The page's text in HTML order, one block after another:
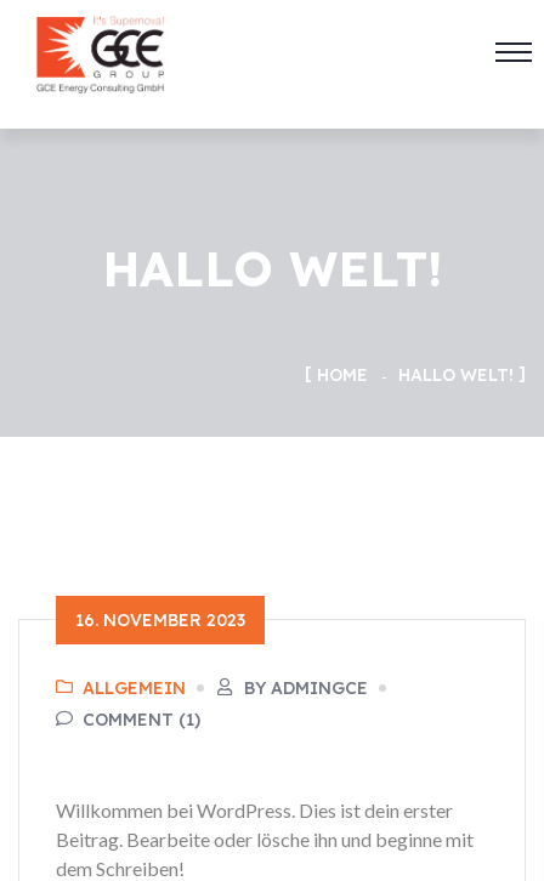
HALLO WELT!
HOME HALLO WELT!
16. NOVEMBER 2023
ALLGEMEIN
BY ADMINGCE
COMMENT (1)
Willkommen bei WordPress. Dies ist dein erster
Beitrag. Bearbeite oder lösche ihn und beginne mit
dem Schreiben!